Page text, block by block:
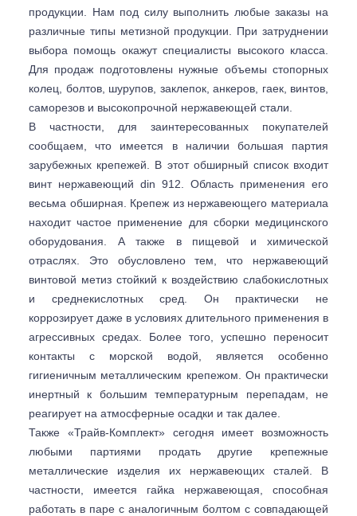
продукции. Нам под силу выполнить любые заказы на
различные типы метизной продукции. При затруднении
выбора помощь окажут специалисты высокого класса.
Для продаж подготовлены нужные объемы стопорных
колец, болтов, шурупов, заклепок, анкеров, гаек, винтов,
саморезов и высокопрочной нержавеющей стали.
В частности, для заинтересованных покупателей
сообщаем, что имеется в наличии большая партия
зарубежных крепежей. В этот обширный список входит
винт нержавеющий din 912. Область применения его
весьма обширная. Крепеж из нержавеющего материала
находит частое применение для сборки медицинского
оборудования. А также в пищевой и химической
отраслях. Это обусловлено тем, что нержавеющий
винтовой метиз стойкий к воздействию слабокислотных
и среднекислотных сред. Он практически не
коррозирует даже в условиях длительного применения в
агрессивных средах. Более того, успешно переносит
контакты с морской водой, является особенно
гигиеничным металлическим крепежом. Он практически
инертный к большим температурным перепадам, не
реагирует на атмосферные осадки и так далее.
Также «Трайв-Комплект» сегодня имеет возможность
любыми партиями продать другие крепежные
металлические изделия их нержавеющих сталей. В
частности, имеется гайка нержавеющая, способная
работать в паре с аналогичным болтом с совпадающей